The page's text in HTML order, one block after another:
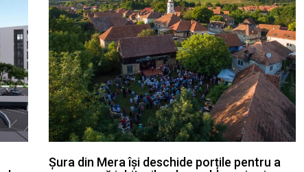
Șura din Mera își deschide porțile pentru a